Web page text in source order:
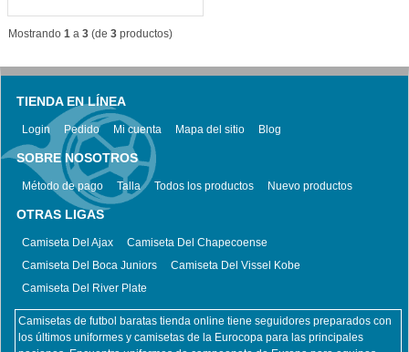
Mostrando 1a 3(de 3productos)
TIENDA EN LÍNEA
Login Pedido Mi cuenta Mapa del sitio Blog
SOBRE NOSOTROS
Método de pago Talla Todos los productos Nuevo productos
OTRAS LIGAS
Camiseta Del Ajax
Camiseta Del Chapecoense
Camiseta Del Boca Juniors
Camiseta Del Vissel Kobe
Camiseta Del River Plate
Camisetas de futbol baratas tienda online tiene seguidores preparados con
los últimos uniformes y camisetas de la Eurocopa para las principales